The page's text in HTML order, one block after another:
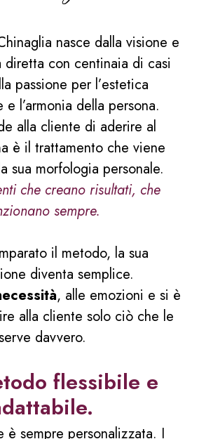
nasce dalla visione e
diretta con centinaia di casi
passione per l’estetica
e l’armonia della persona.
alla cliente di aderire al
è il trattamento che viene
sua morfologia personale.
che creano risultati, che
sempre.
il metodo, la sua
diventa semplice.
, alle emozioni e si è
alla cliente solo ciò che le
davvero.
flessibile e
è sempre personalizzata. I